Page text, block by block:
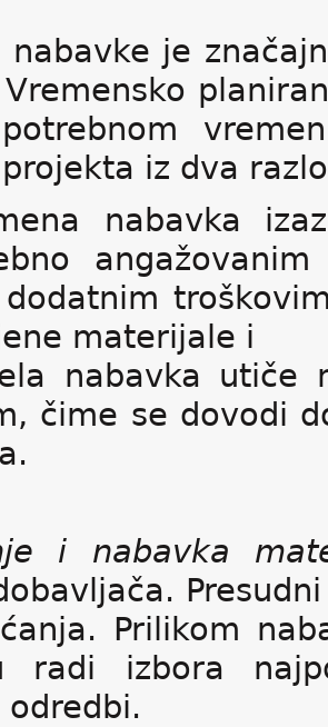
nabavke je
iz dva
nabavka
materijale i
nabavka
čime se dovodi
i nabavka
Prilikom
radi izbora
odredbi.